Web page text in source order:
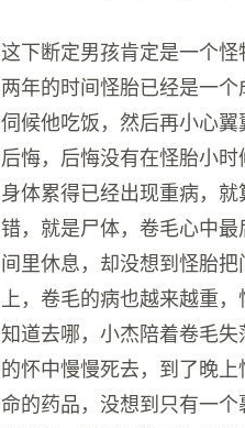
这下断定男孩肯定是一个
两年的时间怪胎已经是一
伺候他吃饭，然后再小心
后悔，后悔没有在怪胎小时
身体累得已经出现重病，
错，就是尸体，卷毛心中
间里休息，却没想到怪胎
上，卷毛的病也越来越重
知道去哪，小杰陪着卷毛
的怀中慢慢死去，到了晚
命的药品，没想到只有一